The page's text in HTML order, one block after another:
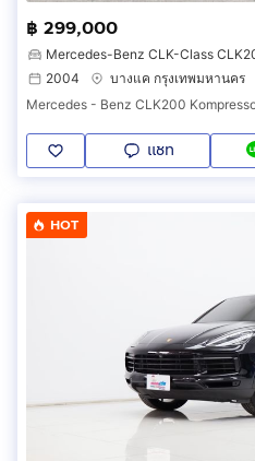
฿ 299,000
Mercedes-Benz CLK-Class
2004
บางแค กรุงเทพมหานคร
แชท
HOT